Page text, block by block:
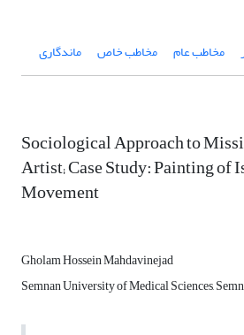
مخاطب عام مخاطب خاص ماندگاری
Sociological Approach to
Artist; Case Study: Painting of
Movement
Gholam Hossein Mahdavinejad
Semnan University of Medical Sciences,